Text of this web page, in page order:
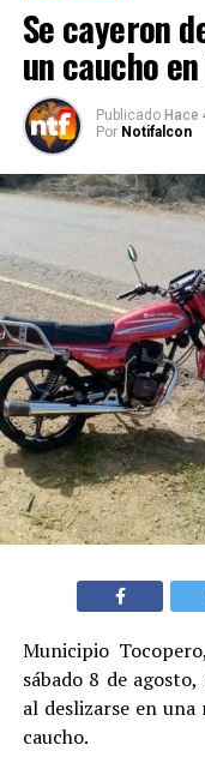
Se cayeron
un caucho
Publicado Hace
Por Notifalcon
Municipio
sábado 8 de
al deslizarse en
caucho.